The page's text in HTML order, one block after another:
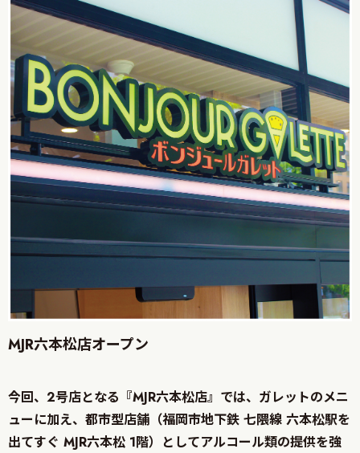
MJR六本松店オープン
今回、2号店となる『MJR六本松店』では、ガレットのメニ
ューに加え、都市型店舗（福岡市地下鉄 七隈線 六本松駅を
出てすぐ MJR六本松 1階）としてアルコール類の提供を強